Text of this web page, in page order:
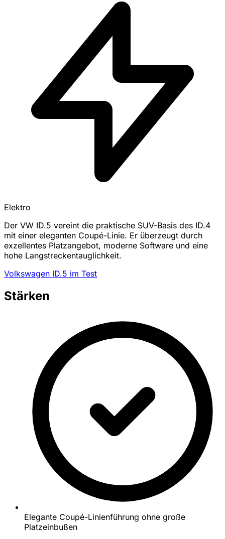
Elektro
Der VW ID.5 vereint die praktische SUV-Basis des ID.4
mit einer eleganten Coupé-Linie. Er überzeugt durch
exzellentes Platzangebot, moderne Software und eine
hohe Langstreckentauglichkeit.
Volkswagen ID.5 im Test
Stärken
Elegante Coupé-Linienführung ohne große
Platzeinbußen